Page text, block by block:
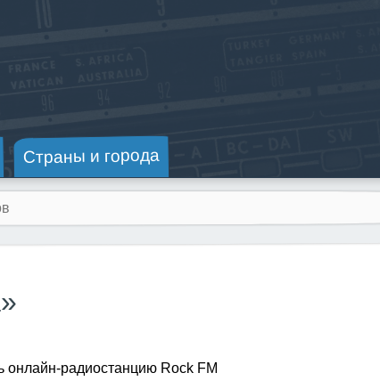
Страны и города
онлайн-радиостанцию Rock FM